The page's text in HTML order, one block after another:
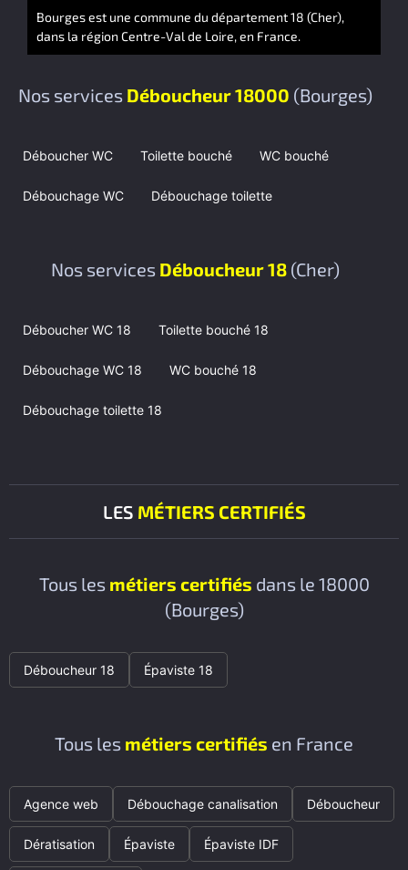
Nos services Déboucheur 18000 (Bourges)
Déboucher WC Toilette bouché WC bouché
Débouchage WC Débouchage toilette
Nos services Déboucheur 18 (Cher)
Déboucher WC 18 Toilette bouché 18
Débouchage WC 18 WC bouché 18
Débouchage toilette 18
Bourges est une commune du département 18 (Cher),
dans la région Centre-Val de Loire, en France.
LES MÉTIERS CERTIFIÉS
Tous les métiers certifiés dans le 18000
(Bourges)
Déboucheur 18 Épaviste 18
Tous les métiers certifiés en France
Agence web Débouchage canalisation Déboucheur
Dératisation Épaviste Épaviste IDF